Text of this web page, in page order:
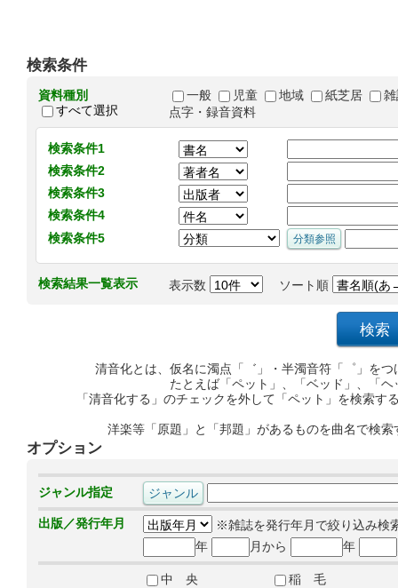
検索条件
資料種別
すべて選択
一般 児童 地域 紙芝居
点字・録音資料
検索条件1
検索条件2
検索条件3
検索条件4
検索条件5
検索結果一覧表示 表示数 ソート順
清音化とは、仮名に濁点「゛」・半濁音符「゜」を
たとえば「ペット」、「ベッド」、「
「清音化する」のチェックを外して「ペット」を検索
洋楽等「原題」と「邦題」があるものを曲名で検
オプション
ジャンル指定
出版／発行年月
※雑誌を発行年月で絞り込み検
年
月から 年
中 央
稲 毛